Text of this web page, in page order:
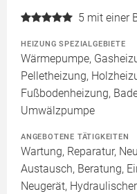
5 mit einer
HEIZUNG SPEZIALGEBIETE
Wärmepumpe,
Pelletheizung,
Fußbodenheizung,
Umwälzpumpe
ANGEBOTENE TÄTIGKEITEN
Wartung, Reparatur,
Austausch, Beratung,
Neugerät,